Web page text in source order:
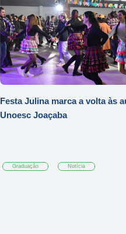
Festa Julina marca a volta às
Unoesc Joaçaba
Graduação Notícia